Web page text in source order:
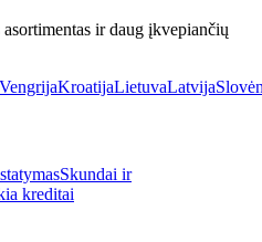
ir daug įkvepiančių
VengrijaKroatijaLietuvaLatvija
Skundai ir
kreditai